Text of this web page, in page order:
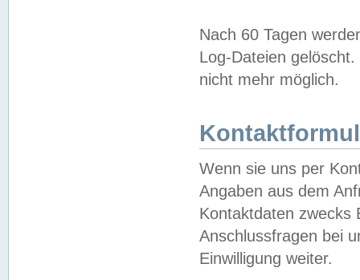
Nach 60 Tagen
Log-Dateien
nicht mehr möglich.
Wenn sie uns per
Angaben aus dem
Kontaktdaten zwecks
Anschlussfragen bei
Einwilligung weiter.